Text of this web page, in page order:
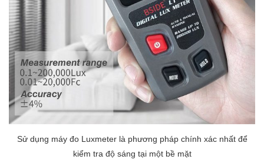
Sử dụng máy đo Luxmeter là phương pháp chính xác nhất để
kiểm tra độ sáng tại một bề mặt